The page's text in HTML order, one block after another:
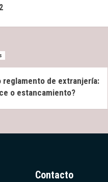
reglamento de extranjería:
o estancamiento?
Contacto